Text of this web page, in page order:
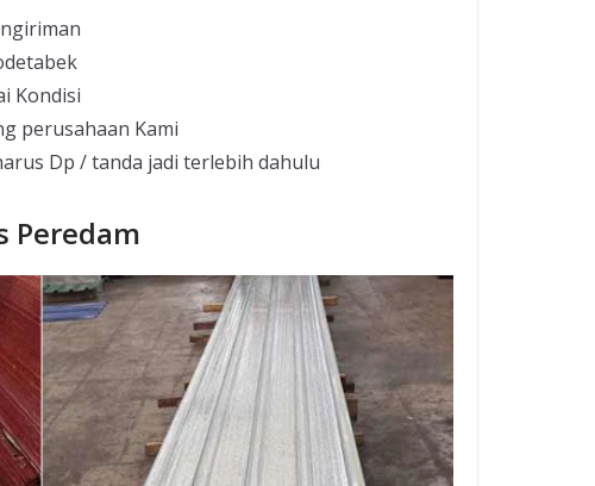
Kondisi
perusahaan Kami
Dp / tanda jadi terlebih dahulu
Peredam